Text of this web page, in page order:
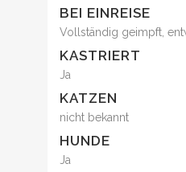
BEI EINREISE
Vollständig geimpft,
KASTRIERT
Ja
KATZEN
nicht bekannt
HUNDE
Ja